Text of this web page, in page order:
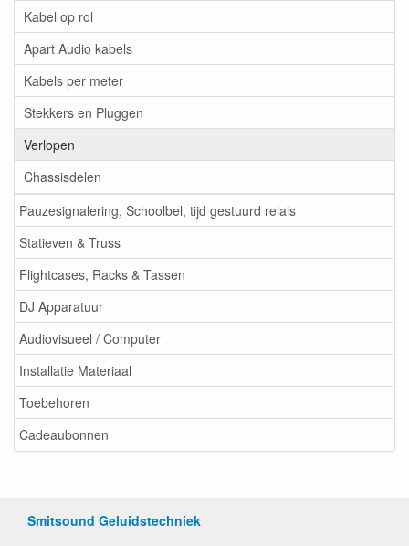
Kabel op rol
Apart Audio kabels
Kabels per meter
Stekkers en Pluggen
Verlopen
Chassisdelen
Pauzesignalering, Schoolbel, tijd gestuurd relais
Statieven & Truss
Flightcases, Racks & Tassen
DJ Apparatuur
Audiovisueel / Computer
Installatie Materiaal
Toebehoren
Cadeaubonnen
Smitsound Geluidstechniek